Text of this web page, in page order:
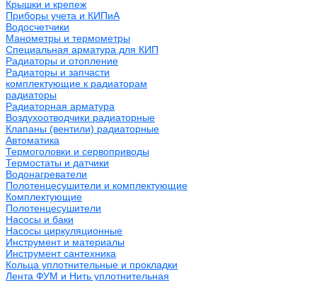
Крышки и крепеж
Приборы учета и КИПиА
Водосчетчики
Манометры и термометры
Специальная арматура для КИП
Радиаторы и отопление
Радиаторы и запчасти
комплектующие к радиаторам
радиаторы
Радиаторная арматура
Воздухоотводчики радиаторные
Клапаны (вентили) радиаторные
Автоматика
Термоголовки и сервоприводы
Термостаты и датчики
Водонагреватели
Полотенцесушители и комплектующие
Комплектующие
Полотенцесушители
Насосы и баки
Насосы циркуляционные
Инструмент и материалы
Инструмент сантехника
Кольца уплотнительные и прокладки
Лента ФУМ и Нить уплотнительная